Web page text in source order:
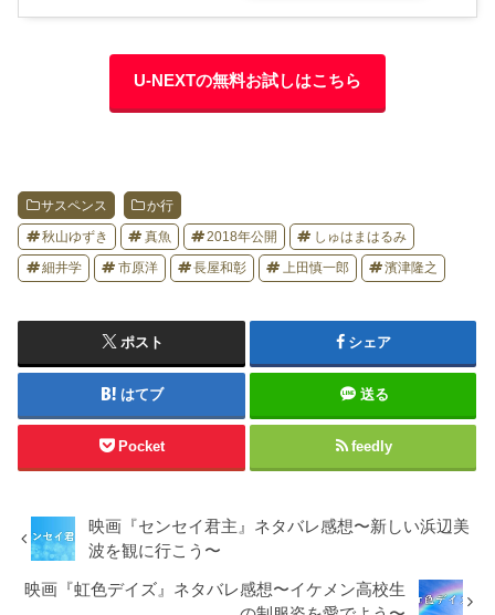
U-NEXTの無料お試しはこちら
サスペンス か行
秋山ゆずき 真魚 2018年公開 しゅはまはるみ
細井学 市原洋 長屋和彰 上田慎一郎 濱津隆之
ポスト シェア
はてブ 送る
Pocket feedly
映画『センセイ君主』ネタバレ感想〜新しい浜辺美
波を観に行こう〜
映画『虹色デイズ』ネタバレ感想〜イケメン高校生